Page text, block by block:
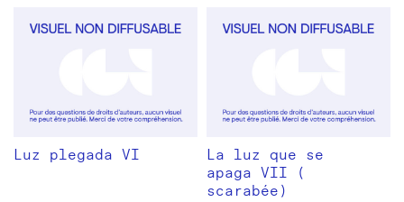
Luz plegada VI
La luz que se
apaga VII (
scarabée)